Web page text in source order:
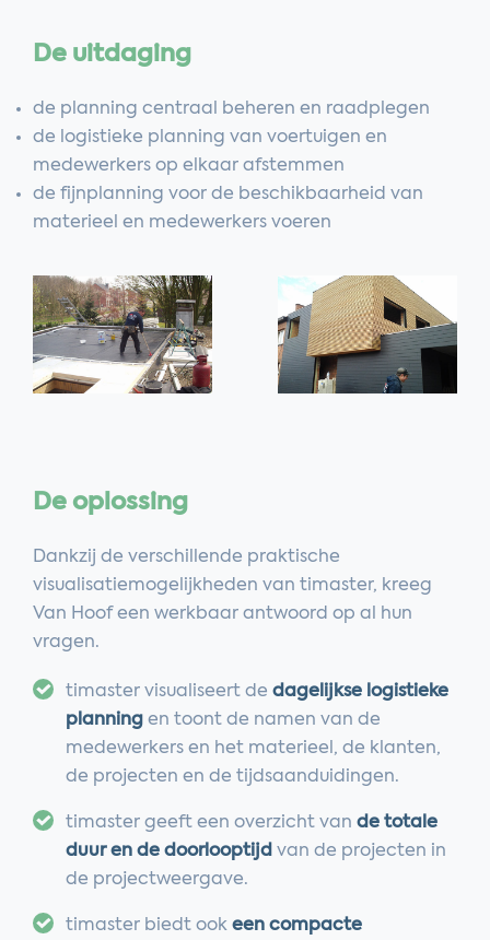
De uitdaging
de planning centraal beheren en raadplegen
de logistieke planning van voertuigen en
medewerkers op elkaar afstemmen
de fijnplanning voor de beschikbaarheid van
materieel en medewerkers voeren
De oplossing
Dankzij de verschillende praktische
visualisatiemogelijkheden van timaster, kreeg
Van Hoof een werkbaar antwoord op al hun
vragen.
timaster visualiseert dedagelijkse logistieke
planning en toont de namen van de
medewerkers en het materieel, de klanten,
de projecten en de tijdsaanduidingen.
timaster geeft een overzicht vande totale
duur en de doorlooptijd van de projecten in
de projectweergave.
timaster biedt ookeen compacte